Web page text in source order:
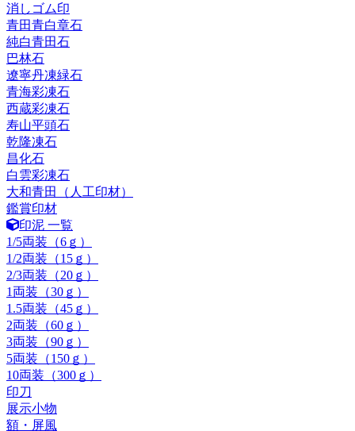
消しゴム印
青田青白章石
純白青田石
巴林石
遼寧丹凍緑石
青海彩凍石
西蔵彩凍石
寿山平頭石
乾隆凍石
昌化石
白雲彩凍石
大和青田（人工印材）
鑑賞印材
印泥 一覧
1/5両装（6ｇ）
1/2両装（15ｇ）
2/3両装（20ｇ）
1両装（30ｇ）
1.5両装（45ｇ）
2両装（60ｇ）
3両装（90ｇ）
5両装（150ｇ）
10両装（300ｇ）
印刀
展示小物
額・屏風